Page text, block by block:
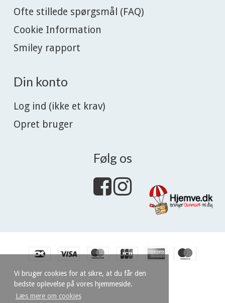
Vi bruger cookies for at sikre, at du får den
bedste oplevelse på vores hjemmeside.
Læs mere om cookies
Ofte stillede spørgsmål (FAQ)
Cookie Information
Smiley rapport
Din konto
Log ind (ikke et krav)
Opret bruger
Følg os